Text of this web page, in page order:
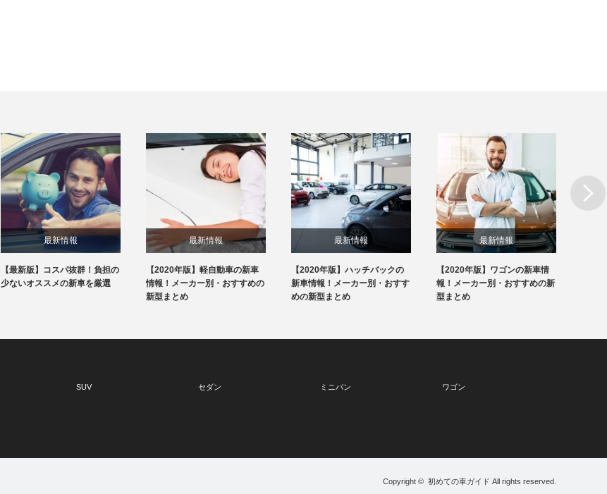
最新情報
【最新版】コスパ抜群！負担の
少ないオススメの新車を厳選
最新情報
【2020年版】軽自動車の新車
情報！メーカー別・おすすめの
新型まとめ
最新情報
【2020年版】ハッチバックの
新車情報！メーカー別・おすす
めの新型まとめ
最新情報
【2020年版】ワゴンの新車情
報！メーカー別・おすすめの新
型まとめ
Next
SUV セダン ミニバン ワゴン
Copyright © 初めての車ガイド All rights reserved.